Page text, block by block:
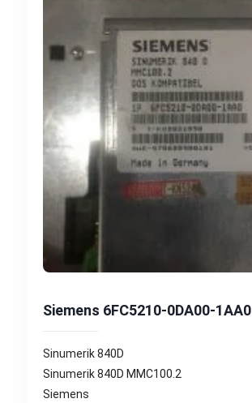
Siemens 6FC5210-0DA00-1AA0
Sinumerik 840D
Sinumerik 840D MMC100.2
Siemens